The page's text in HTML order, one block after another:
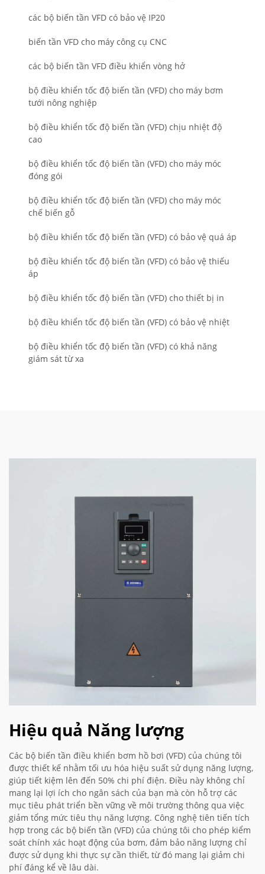
các bộ biến tần VFD có bảo vệ IP20
biến tần VFD cho máy công cụ CNC
các bộ biến tần VFD điều khiển vòng hở
bộ điều khiển tốc độ biến tần (VFD) cho máy bơm
tưới nông nghiệp
bộ điều khiển tốc độ biến tần (VFD) chịu nhiệt độ
cao
bộ điều khiển tốc độ biến tần (VFD) cho máy móc
đóng gói
bộ điều khiển tốc độ biến tần (VFD) cho máy móc
chế biến gỗ
bộ điều khiển tốc độ biến tần (VFD) có bảo vệ quá áp
bộ điều khiển tốc độ biến tần (VFD) có bảo vệ thiếu
áp
bộ điều khiển tốc độ biến tần (VFD) cho thiết bị in
bộ điều khiển tốc độ biến tần (VFD) có bảo vệ nhiệt
bộ điều khiển tốc độ biến tần (VFD) có khả năng
giám sát từ xa
Hiệu quả Năng lượng
Các bộ biến tần điều khiển bơm hồ bơi (VFD) của chúng tôi
được thiết kế nhằm tối ưu hóa hiệu suất sử dụng năng lượng,
giúp tiết kiệm lên đến 50% chi phí điện. Điều này không chỉ
mang lại lợi ích cho ngân sách của bạn mà còn hỗ trợ các
mục tiêu phát triển bền vững về môi trường thông qua việc
giảm tổng mức tiêu thụ năng lượng. Công nghệ tiên tiến tích
hợp trong các bộ biến tần (VFD) của chúng tôi cho phép kiểm
soát chính xác hoạt động của bơm, đảm bảo năng lượng chỉ
được sử dụng khi thực sự cần thiết, từ đó mang lại giảm chi
phí đáng kể về lâu dài.